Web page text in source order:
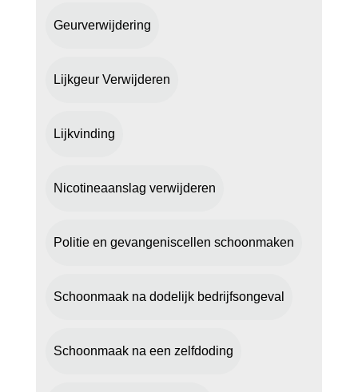
Geurverwijdering
Lijkgeur Verwijderen
Lijkvinding
Nicotineaanslag verwijderen
Politie en gevangeniscellen schoonmaken
Schoonmaak na dodelijk bedrijfsongeval
Schoonmaak na een zelfdoding